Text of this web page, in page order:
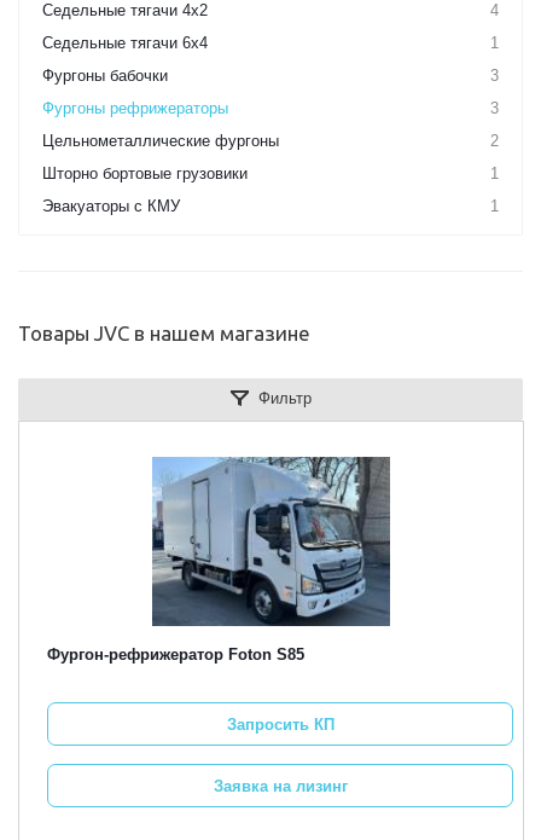
Седельные тягачи 4х2
4
Седельные тягачи 6х4
1
Фургоны бабочки
3
Фургоны рефрижераторы
3
Цельнометаллические фургоны
2
Шторно бортовые грузовики
1
Эвакуаторы с КМУ
1
Товары JVC в нашем магазине
Фильтр
Фургон-рефрижератор Foton S85
Запросить КП
Заявка на лизинг